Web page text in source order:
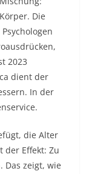
Die
2023
dient der
In der
die Alter
der Effekt: Zu
Das zeigt, wie